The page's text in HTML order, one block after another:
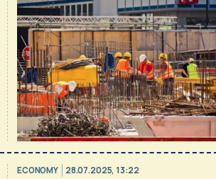
ECONOMY 28.07.2025, 13:22